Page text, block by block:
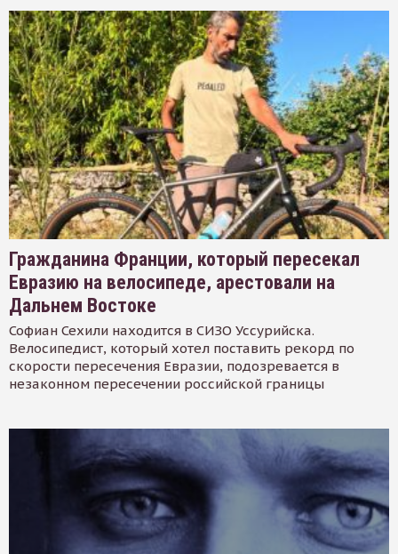
Гражданина Франции, который пересекал
Евразию на велосипеде, арестовали на
Дальнем Востоке
Софиан Сехили находится в СИЗО Уссурийска.
Велосипедист, который хотел поставить рекорд по
скорости пересечения Евразии, подозревается в
незаконном пересечении российской границы